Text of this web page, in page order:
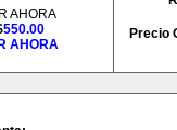
AHORA
550.00
AHORA
Precio